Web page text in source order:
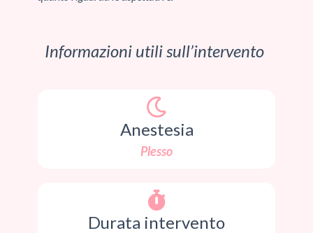
Informazioni utili sull’intervento
Anestesia
Plesso
Durata intervento